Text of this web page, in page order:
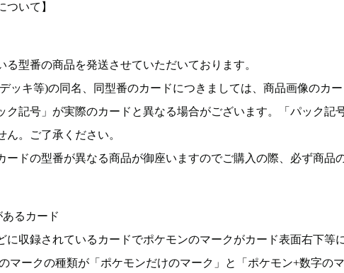
ついて】
る型番の商品を発送させていただいております。
ッキ等)の同名、同型番のカードにつきましては、商品画像のカ
ク記号」が実際のカードと異なる場合がございます。「パック記
。ご了承ください。
ードの型番が異なる商品が御座いますのでご購入の際、必ず商品
るカード
に収録されているカードでポケモンのマークがカード表面右下等
マークの種類が「ポケモンだけのマーク」と「ポケモン+数字のマ